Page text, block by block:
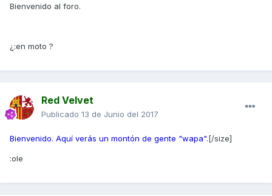
Bienvenido al foro.
¿:en moto ?
Red Velvet
Publicado 13 de Junio del 2017
Bienvenido. Aquí verás un montón de gente "wapa".[/size]
:ole